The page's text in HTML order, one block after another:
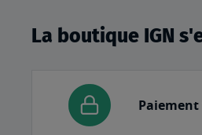
La boutique IGN
Paiement